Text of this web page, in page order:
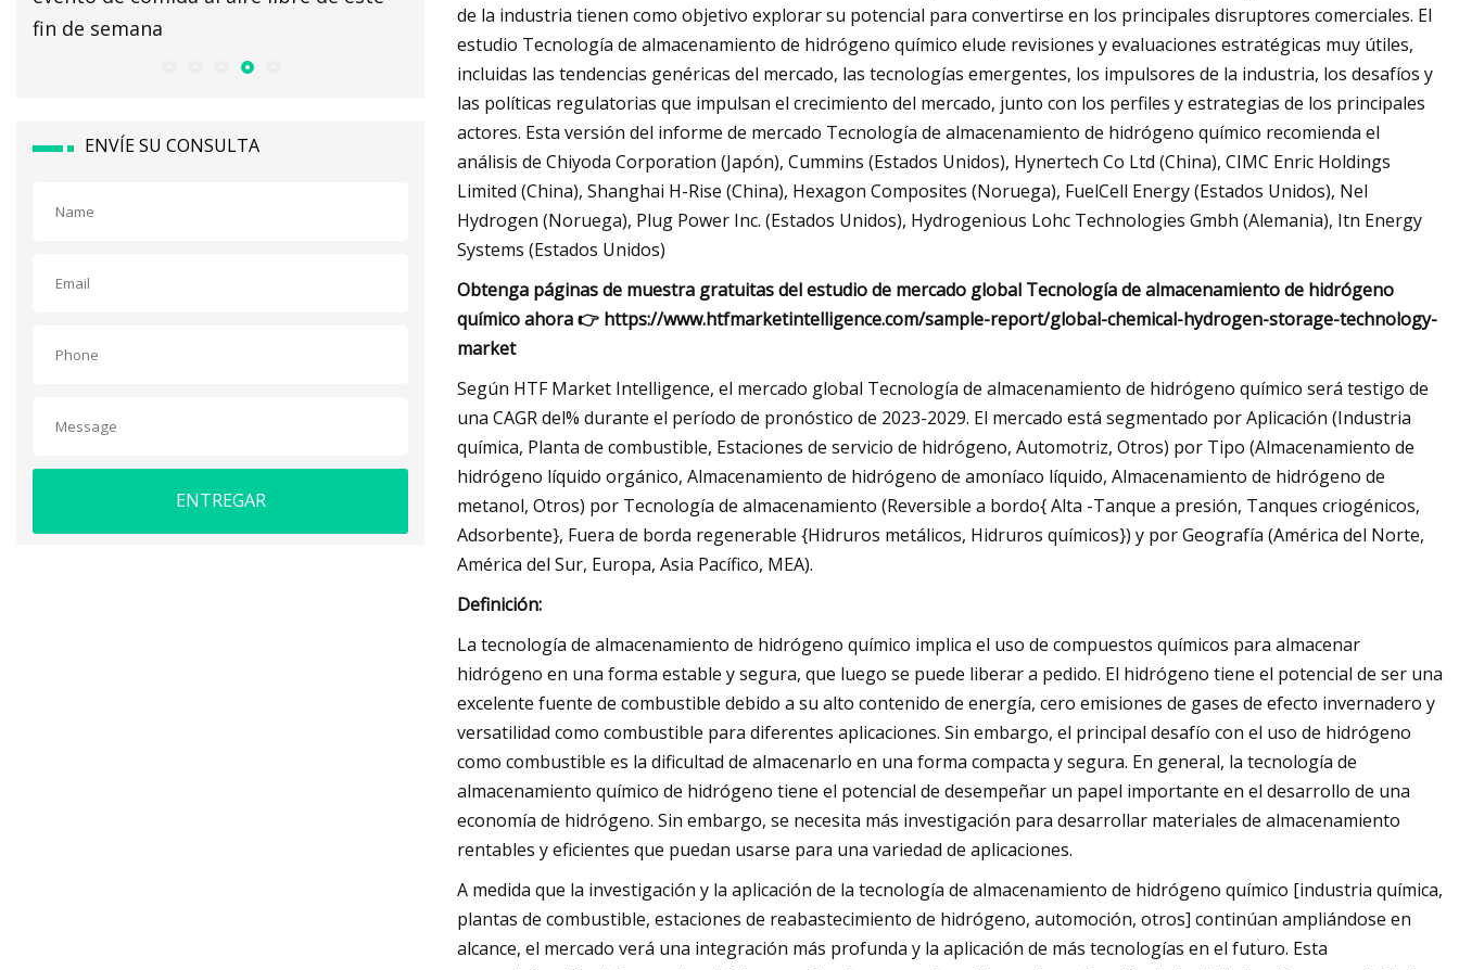
ENVÍE SU CONSULTA
ENTREGAR
de la industria tienen como objetivo explorar su potencial para convertirse en los principales disruptores comerciales. El
estudio Tecnología de almacenamiento de hidrógeno químico elude revisiones y evaluaciones estratégicas muy útiles,
incluidas las tendencias genéricas del mercado, las tecnologías emergentes, los impulsores de la industria, los desafíos y
las políticas regulatorias que impulsan el crecimiento del mercado, junto con los perfiles y estrategias de los principales
actores. Esta versión del informe de mercado Tecnología de almacenamiento de hidrógeno químico recomienda el
análisis de Chiyoda Corporation (Japón), Cummins (Estados Unidos), Hynertech Co Ltd (China), CIMC Enric Holdings
Limited (China), Shanghai H-Rise (China), Hexagon Composites (Noruega), FuelCell Energy (Estados Unidos), Nel
Hydrogen (Noruega), Plug Power Inc. (Estados Unidos), Hydrogenious Lohc Technologies Gmbh (Alemania), Itn Energy
Systems (Estados Unidos)
Obtenga páginas de muestra gratuitas del estudio de mercado global Tecnología de almacenamiento de hidrógeno
químico ahora 👉 https://www.htfmarketintelligence.com/sample-report/global-chemical-hydrogen-storage-technology-
market
Según HTF Market Intelligence, el mercado global Tecnología de almacenamiento de hidrógeno químico será testigo de
una CAGR del% durante el período de pronóstico de 2023-2029. El mercado está segmentado por Aplicación (Industria
química, Planta de combustible, Estaciones de servicio de hidrógeno, Automotriz, Otros) por Tipo (Almacenamiento de
hidrógeno líquido orgánico, Almacenamiento de hidrógeno de amoníaco líquido, Almacenamiento de hidrógeno de
metanol, Otros) por Tecnología de almacenamiento (Reversible a bordo{ Alta -Tanque a presión, Tanques criogénicos,
Adsorbente}, Fuera de borda regenerable {Hidruros metálicos, Hidruros químicos}) y por Geografía (América del Norte,
América del Sur, Europa, Asia Pacífico, MEA).
Definición:
La tecnología de almacenamiento de hidrógeno químico implica el uso de compuestos químicos para almacenar
hidrógeno en una forma estable y segura, que luego se puede liberar a pedido. El hidrógeno tiene el potencial de ser una
excelente fuente de combustible debido a su alto contenido de energía, cero emisiones de gases de efecto invernadero y
versatilidad como combustible para diferentes aplicaciones. Sin embargo, el principal desafío con el uso de hidrógeno
como combustible es la dificultad de almacenarlo en una forma compacta y segura. En general, la tecnología de
almacenamiento químico de hidrógeno tiene el potencial de desempeñar un papel importante en el desarrollo de una
economía de hidrógeno. Sin embargo, se necesita más investigación para desarrollar materiales de almacenamiento
rentables y eficientes que puedan usarse para una variedad de aplicaciones.
A medida que la investigación y la aplicación de la tecnología de almacenamiento de hidrógeno químico [industria química,
plantas de combustible, estaciones de reabastecimiento de hidrógeno, automoción, otros] continúan ampliándose en
alcance, el mercado verá una integración más profunda y la aplicación de más tecnologías en el futuro. Esta